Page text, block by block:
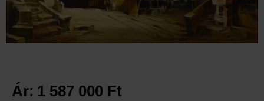
Ár: 1 587 000 Ft